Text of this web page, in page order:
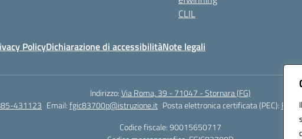
CLIL
PolicyDichiarazione di accessibilitàNote legali
Indirizzo:Via Roma, 39 - 71047 - Stornara (FG)
431123 Email:fgic83700p@istruzione.it Posta elettronica certificata (PEC):
Codice fiscale: 90015650717